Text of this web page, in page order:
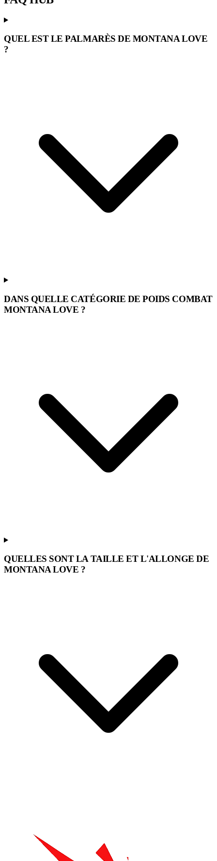
QUEL EST LE PALMARÈS DE MONTANA LOVE
?
DANS QUELLE CATÉGORIE DE POIDS COMBAT
MONTANA LOVE ?
QUELLES SONT LA TAILLE ET L'ALLONGE DE
MONTANA LOVE ?